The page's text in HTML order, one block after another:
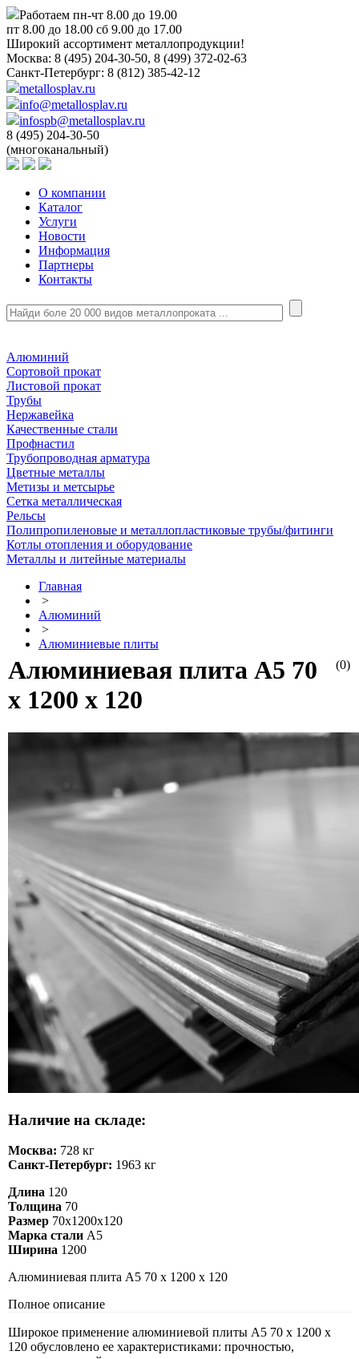
Работаем пн-чт 8.00 до 19.00
пт 8.00 до 18.00 сб 9.00 до 17.00
Широкий ассортимент металлопродукции!
Москва: 8 (495) 204-30-50, 8 (499) 372-02-63
Санкт-Петербург: 8 (812) 385-42-12
metallosplav.ru
info@metallosplav.ru
infospb@metallosplav.ru
8 (495) 204-30-50
(многоканальный)
О компании
Каталог
Услуги
Новости
Информация
Партнеры
Контакты
Алюминий
Сортовой прокат
Листовой прокат
Трубы
Нержавейка
Качественные стали
Профнастил
Трубопроводная арматура
Цветные металлы
Метизы и метсырье
Сетка металлическая
Рельсы
Полипропиленовые и металлопластиковые трубы/фитинги
Котлы отопления и оборудование
Металлы и литейные материалы
Главная
>
Алюминий
>
Алюминиевые плиты
(0)
Алюминиевая плита А5 70
х 1200 х 120
Наличие на складе:
Москва: 728 кг
Санкт-Петербург: 1963 кг
Длина 120
Толщина 70
Размер 70х1200х120
Марка стали А5
Ширина 1200
Алюминиевая плита А5 70 х 1200 х 120
Полное описание
Широкое применение алюминиевой плиты А5 70 х 1200 х
120 обусловлено ее характеристиками: прочностью,